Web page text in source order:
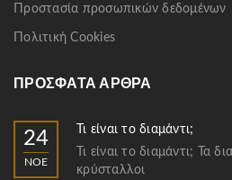
Προστασία προσωπικών δεδομένων
Πολιτική Cookies
ΠΡΌΣΦΑΤΑ ΆΡΘΡΑ
24
ΝΟΈ
Τι είναι το διαμάντι;
Τι είναι το διαμάντι; Τα
κρύσταλλοι